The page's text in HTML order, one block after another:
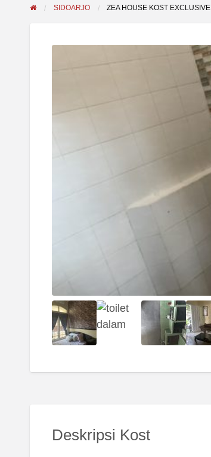
SIDOARJO ZEA HOUSE KOST EXCLUSIVE
Deskripsi Kost